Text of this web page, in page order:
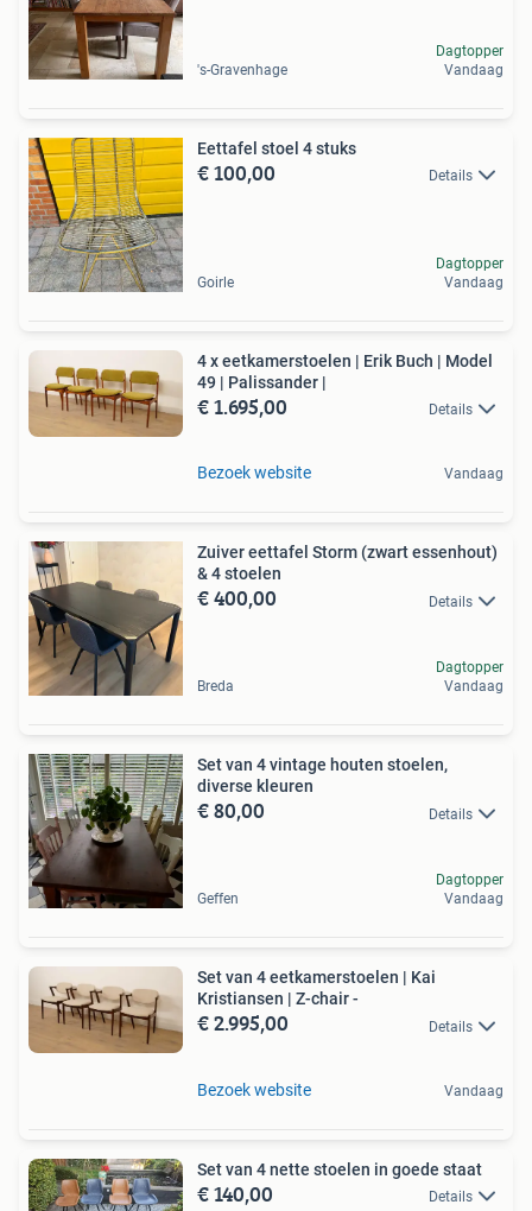
's-Gravenhage
Dagtopper
Vandaag
Eettafel stoel 4 stuks
€ 100,00 Details
Goirle
Dagtopper
Vandaag
4 x eetkamerstoelen | Erik Buch | Model
49 | Palissander |
€ 1.695,00 Details
Bezoek website Vandaag
Zuiver eettafel Storm (zwart essenhout)
& 4 stoelen
€ 400,00 Details
Breda
Dagtopper
Vandaag
Set van 4 vintage houten stoelen,
diverse kleuren
€ 80,00 Details
Geffen
Dagtopper
Vandaag
Set van 4 eetkamerstoelen | Kai
Kristiansen | Z-chair -
€ 2.995,00 Details
Bezoek website Vandaag
Set van 4 nette stoelen in goede staat
€ 140,00 Details